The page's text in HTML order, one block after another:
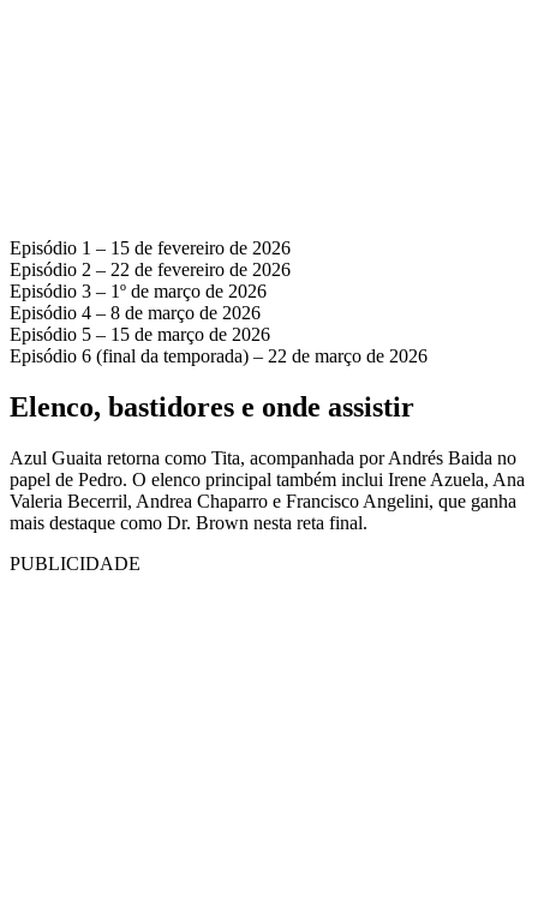
Episódio 1 – 15 de fevereiro de 2026
Episódio 2 – 22 de fevereiro de 2026
Episódio 3 – 1º de março de 2026
Episódio 4 – 8 de março de 2026
Episódio 5 – 15 de março de 2026
Episódio 6 (final da temporada) – 22 de março de 2026
Elenco, bastidores e onde assistir
Azul Guaita retorna como Tita, acompanhada por Andrés Baida no
papel de Pedro. O elenco principal também inclui Irene Azuela, Ana
Valeria Becerril, Andrea Chaparro e Francisco Angelini, que ganha
mais destaque como Dr. Brown nesta reta final.
PUBLICIDADE